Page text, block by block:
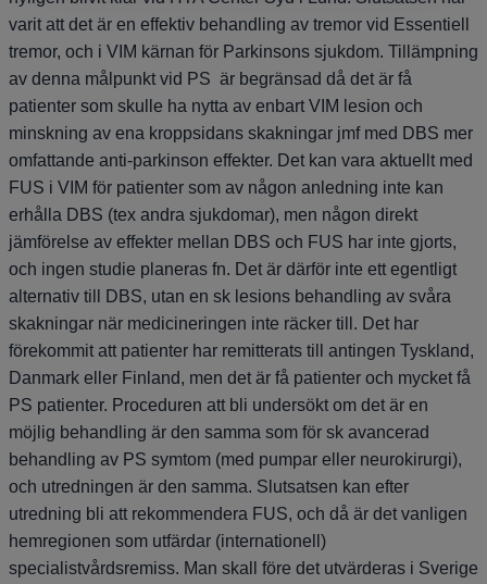
varit att det är en effektiv behandling av tremor vid Essentiell
tremor, och i VIM kärnan för Parkinsons sjukdom. Tillämpning
av denna målpunkt vid PS är begränsad då det är få
patienter som skulle ha nytta av enbart VIM lesion och
minskning av ena kroppsidans skakningar jmf med DBS mer
omfattande anti-parkinson effekter. Det kan vara aktuellt med
FUS i VIM för patienter som av någon anledning inte kan
erhålla DBS (tex andra sjukdomar), men någon direkt
jämförelse av effekter mellan DBS och FUS har inte gjorts,
och ingen studie planeras fn. Det är därför inte ett egentligt
alternativ till DBS, utan en sk lesions behandling av svåra
skakningar när medicineringen inte räcker till. Det har
förekommit att patienter har remitterats till antingen Tyskland,
Danmark eller Finland, men det är få patienter och mycket få
PS patienter. Proceduren att bli undersökt om det är en
möjlig behandling är den samma som för sk avancerad
behandling av PS symtom (med pumpar eller neurokirurgi),
och utredningen är den samma. Slutsatsen kan efter
utredning bli att rekommendera FUS, och då är det vanligen
hemregionen som utfärdar (internationell)
specialistvårdsremiss. Man skall före det utvärderas i Sverige